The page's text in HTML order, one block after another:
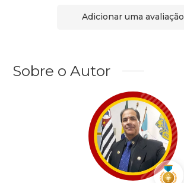
Adicionar uma avaliação
Sobre o Autor